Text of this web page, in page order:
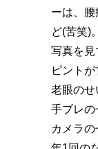
ーは、
ど(苦笑)。
写真を見
ピント
老眼のせ
手ブレの
カメラの